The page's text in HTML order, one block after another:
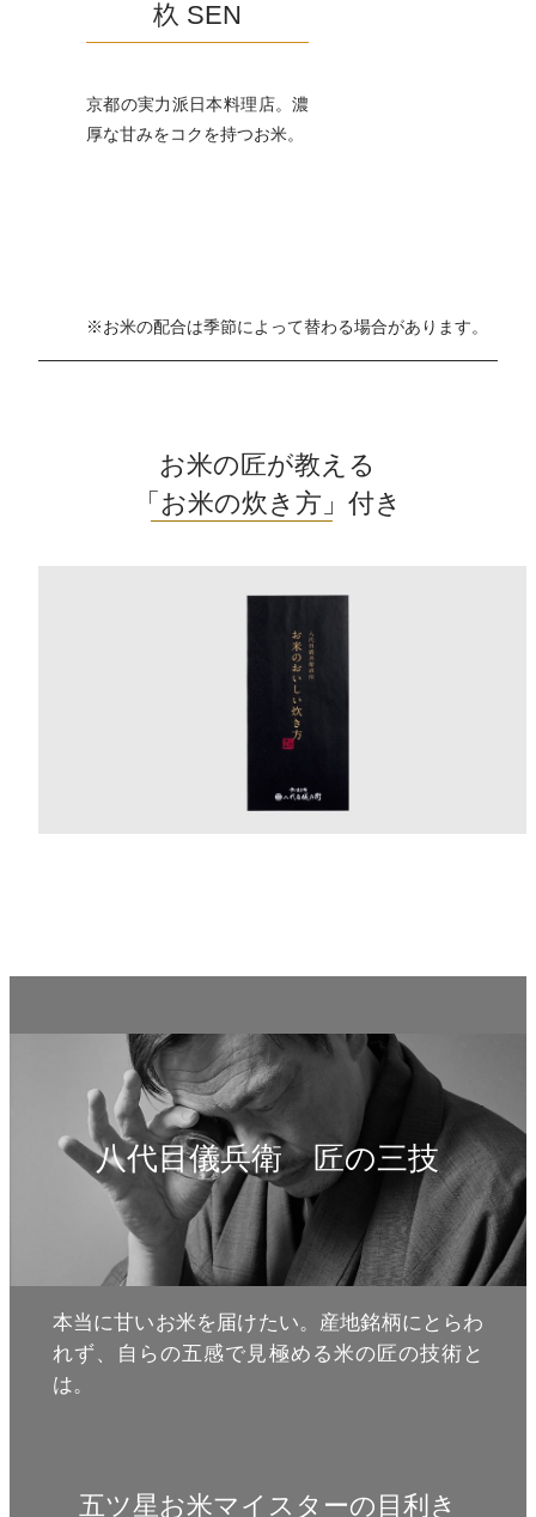
杦 SEN
京都の実力派日本料理店。濃
厚な甘みをコクを持つお米。
※お米の配合は季節によって替わる場合があります。
お米の匠が教える
「お米の炊き方」 付き
八代目儀兵衛 匠の三技
本当に甘いお米を届けたい。産地銘柄にとらわ
れず、自らの五感で見極める米の匠の技術と
は。
五ツ星お米マイスターの目利き